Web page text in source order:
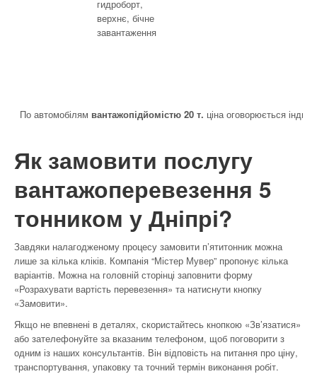
гидроборт,
верхнє, бічне
завантаження
По автомобілям вантажопідйомістю 20 т. ціна оговорюється
Як замовити послугу
вантажоперевезення 5
тонником у Дніпрі?
Завдяки налагодженому процесу замовити п’ятитонник можна
лише за кілька кліків. Компанія “Містер Мувер” пропонує кілька
варіантів. Можна на головній сторінці заповнити форму
«Розрахувати вартість перевезення» та натиснути кнопку
«Замовити».
Якщо не впевнені в деталях, скористайтесь кнопкою «Зв’язатися»
або зателефонуйте за вказаним телефоном, щоб поговорити з
одним із наших консультантів. Він відповість на питання про ціну,
транспортування, упаковку та точний термін виконання робіт.